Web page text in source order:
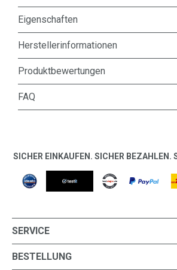
Eigenschaften
Herstellerinformationen
Produktbewertungen
FAQ
SICHER EINKAUFEN. SICHER BEZAHLEN.
SERVICE
BESTELLUNG